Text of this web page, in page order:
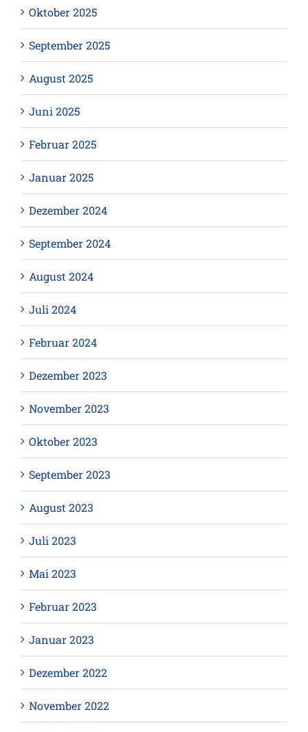
Oktober 2025
September 2025
August 2025
Juni 2025
Februar 2025
Januar 2025
Dezember 2024
September 2024
August 2024
Juli 2024
Februar 2024
Dezember 2023
November 2023
Oktober 2023
September 2023
August 2023
Juli 2023
Mai 2023
Februar 2023
Januar 2023
Dezember 2022
November 2022